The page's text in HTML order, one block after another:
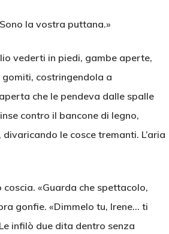
la vostra puttana.»
vederti in piedi, gambe aperte,
gomiti, costringendola a
che le pendeva dalle spalle
contro il bancone di legno,
le cosce tremanti. L’aria
«Guarda che spettacolo,
gonfie. «Dimmelo tu, Irene… ti
infilò due dita dentro senza